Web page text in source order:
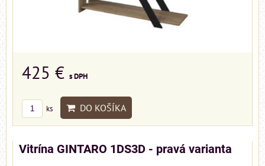
425 € s DPH
ks DO KOŠÍKA
Vitrína GINTARO 1DS3D - pravá varianta